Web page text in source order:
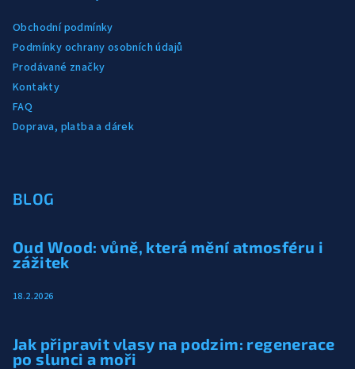
Obchodní podmínky
Podmínky ochrany osobních údajů
Prodávané značky
Kontakty
FAQ
Doprava, platba a dárek
BLOG
Oud Wood: vůně, která mění atmosféru i
zážitek
18.2.2026
Jak připravit vlasy na podzim: regenerace
po slunci a moři